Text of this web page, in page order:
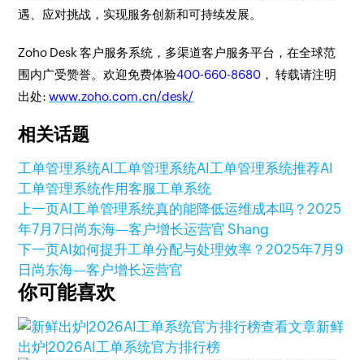
遇、应对挑战，实现服务创新和可持续发展。
Zoho Desk 客户服务系统，多渠道客户服务平台，在全球范
围内广受赞誉。欢迎免费体验400-660-8680 ， 转载请注明
出处:www.zoho.com.cn/desk/
相关话题
工单管理系统AI工单管理系统AI工单管理系统推荐AI
工单管理系统作用客服工单系统
上一页AI工单管理系统真的能降低运维成本吗？2025
年7月7日 尚东海—客户增长运营官 Shang
下一页AI如何提升工单分配与处理效率？2025年7月9
日 尚东海—客户增长运营官
你可能喜欢
查看文章新鲜
出炉|2026AI工单系统官方排行榜